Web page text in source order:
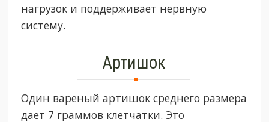
нагрузок и поддерживает нервную
систему.
Артишок
Один вареный артишок среднего размера
дает 7 граммов клетчатки. Это